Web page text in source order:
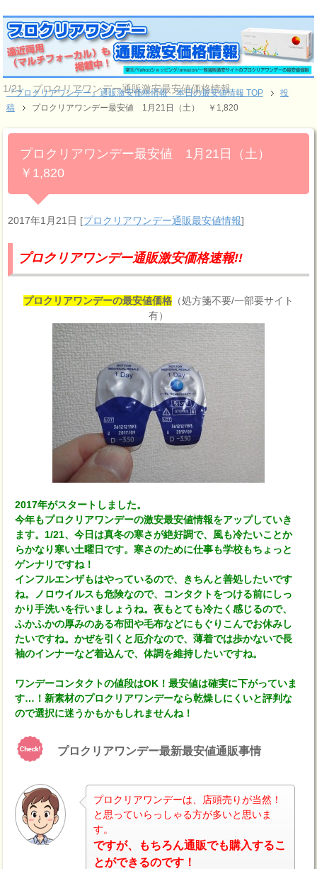
1/21 プロクリアワンデー通販激安最安値価格情報
『プロクリアワンデー』通販激安価格情報 本日の最安値情報 TOP
投
稿
プロクリアワンデー最安値 1月21日（土） ￥1,820
プロクリアワンデー最安値 1月21日（土）
￥1,820
2017年1月21日 [プロクリアワンデー通販最安値情報]
プロクリアワンデー通販激安価格速報!!
プロクリアワンデーの最安値価格（処方箋不要/一部要サイト
有）
2017年がスタートしました。
今年もプロクリアワンデーの激安最安値情報をアップしていき
ます。1/21、今日は真冬の寒さが絶好調で、風も冷たいことか
らかなり寒い土曜日です。寒さのために仕事も学校もちょっと
ゲンナリですね！
インフルエンザもはやっているので、きちんと善処したいです
ね。ノロウイルスも危険なので、コンタクトをつける前にしっ
かり手洗いを行いましょうね。夜もとても冷たく感じるので、
ふかふかの厚みのある布団や毛布などにもぐりこんでお休みし
たいですね。かぜを引くと厄介なので、薄着では歩かないで長
袖のインナーなど着込んで、体調を維持したいですね。
ワンデーコンタクトの値段はOK！最安値は確実に下がっていま
す…！新素材のプロクリアワンデーなら乾燥しにくいと評判な
ので選択に迷うかもかもしれませんね！
プロクリアワンデー最新最安値通販事情
ナビ
プロクリアワンデーは、店頭売りが当然！
と思っていらっしゃる方が多いと思いま
す。
ですが、もちろん通販でも購入するこ
とができるのです！